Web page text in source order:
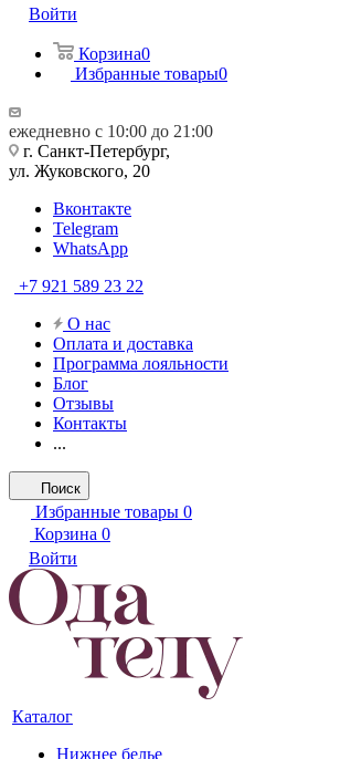
Войти
Корзина0
Избранные товары0
ежедневно с 10:00 до 21:00
г. Санкт-Петербург,
ул. Жуковского, 20
Вконтакте
Telegram
WhatsApp
+7 921 589 23 22
О нас
Оплата и доставка
Программа лояльности
Блог
Отзывы
Контакты
...
Поиск
Избранные товары 0
Корзина 0
Войти
Каталог
Нижнее белье